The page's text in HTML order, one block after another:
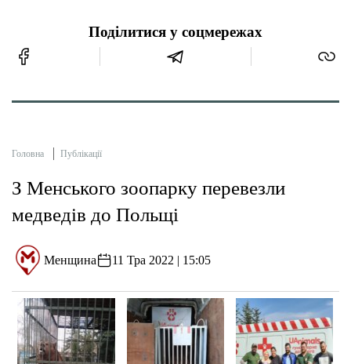
Поділитися у соцмережах
Головна Публікації
З Менського зоопарку перевезли
медведів до Польщі
Менщина 11 Тра 2022 | 15:05